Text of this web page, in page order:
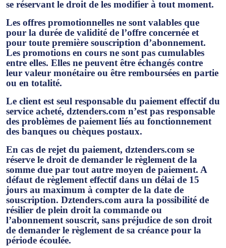
se réservant le droit de les modifier à tout moment.
Les offres promotionnelles ne sont valables que
pour la durée de validité de l’offre concernée et
pour toute première souscription d’abonnement.
Les promotions en cours ne sont pas cumulables
entre elles. Elles ne peuvent être échangés contre
leur valeur monétaire ou être remboursées en partie
ou en totalité.
Le client est seul responsable du paiement effectif du
service acheté, dztenders.com n’est pas responsable
des problèmes de paiement liés au fonctionnement
des banques ou chèques postaux.
En cas de rejet du paiement, dztenders.com se
réserve le droit de demander le règlement de la
somme due par tout autre moyen de paiement. A
défaut de règlement effectif dans un délai de 15
jours au maximum à compter de la date de
souscription. Dztenders.com aura la possibilité de
résilier de plein droit la commande ou
l’abonnement souscrit, sans préjudice de son droit
de demander le règlement de sa créance pour la
période écoulée.